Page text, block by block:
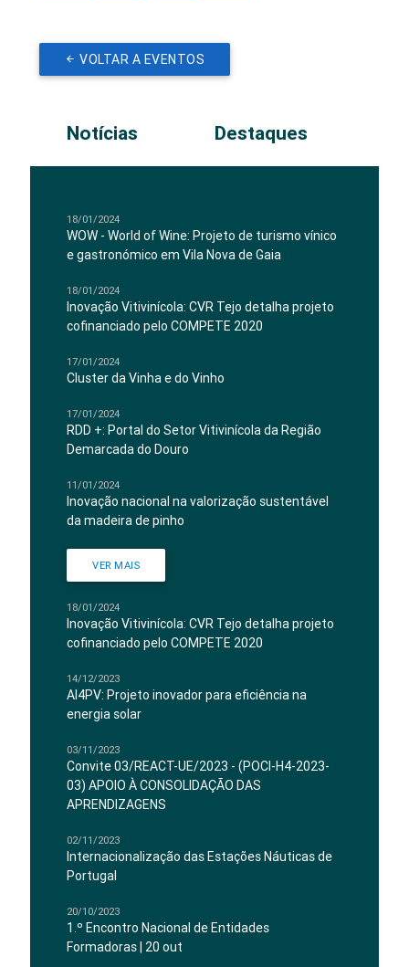
VOLTAR A EVENTOS
Notícias Destaques
18/01/2024
WOW - World of Wine: Projeto de turismo vínico
e gastronómico em Vila Nova de Gaia
18/01/2024
Inovação Vitivinícola: CVR Tejo detalha projeto
cofinanciado pelo COMPETE 2020
17/01/2024
Cluster da Vinha e do Vinho
17/01/2024
RDD +: Portal do Setor Vitivinícola da Região
Demarcada do Douro
11/01/2024
Inovação nacional na valorização sustentável
da madeira de pinho
VER MAIS
18/01/2024
Inovação Vitivinícola: CVR Tejo detalha projeto
cofinanciado pelo COMPETE 2020
14/12/2023
AI4PV: Projeto inovador para eficiência na
energia solar
03/11/2023
Convite 03/REACT-UE/2023 - (POCI-H4-2023-
03) APOIO À CONSOLIDAÇÃO DAS
APRENDIZAGENS
02/11/2023
Internacionalização das Estações Náuticas de
Portugal
20/10/2023
1.º Encontro Nacional de Entidades
Formadoras | 20 out